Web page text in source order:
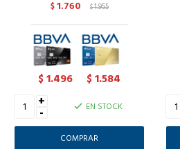
$1.760 $1.955
$1.496 $1.584
+
- EN STOCK